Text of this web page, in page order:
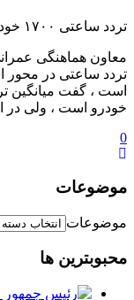
️تردد ساعتی ۱۷۰۰ خودرو از محورهای البرز
معاون هماهنگی
خودرو است ، ولی در استان البرز
0
موضوعات
موضوعات
محبوبترین ها